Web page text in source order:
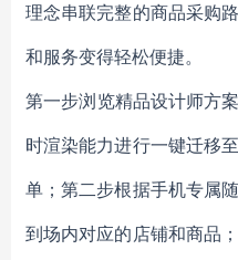
理念串联完整的商品采购
和服务变得轻松便捷。
第一步浏览精品设计师方
时渲染能力进行一键迁移
单；第二步根据手机专属
到场内对应的店铺和商品